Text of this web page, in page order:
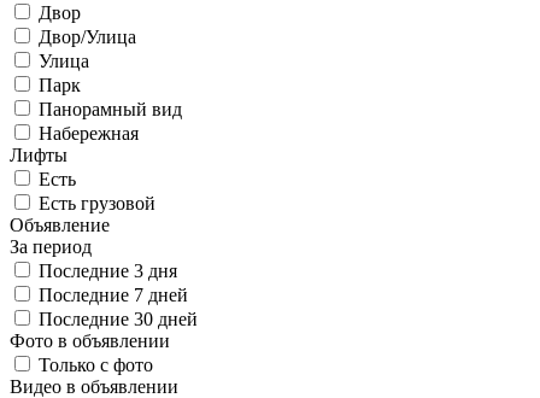
Двор
Двор/Улица
Улица
Парк
Панорамный вид
Набережная
Лифты
Есть
Есть грузовой
Объявление
За период
Последние 3 дня
Последние 7 дней
Последние 30 дней
Фото в объявлении
Только с фото
Видео в объявлении